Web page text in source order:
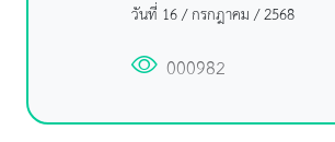
วันที่ 16 / กรกฎาคม / 2568
000982